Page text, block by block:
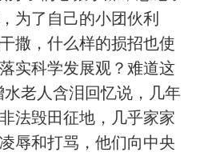
为了自己的小团伙利
撒，什么样的损招也使
实科学发展观？难道这
水老人含泪回忆说，几年
法毁田征地，几乎家家
辱和打骂，他们向中央